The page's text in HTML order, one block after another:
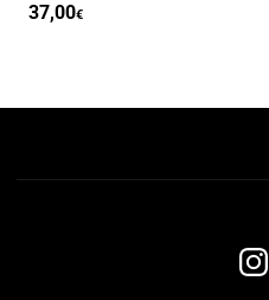
37,00€